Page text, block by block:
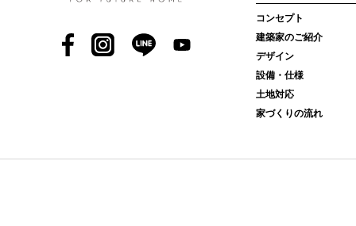
コンセプト
建築家のご紹介
デザイン
設備・仕様
土地対応
家づくりの流れ
FacebookInstagram
LINE YouTube